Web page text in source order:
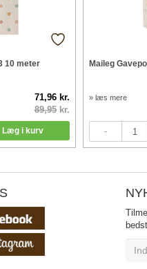
10 meter
71,96 kr.
89,95kr.
Maileg
» læs mere
mail